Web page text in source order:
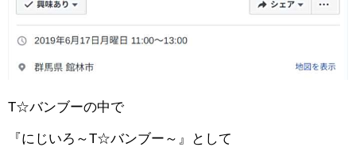
T☆バンブーの中で
『にじいろ～T☆バンブー～』として